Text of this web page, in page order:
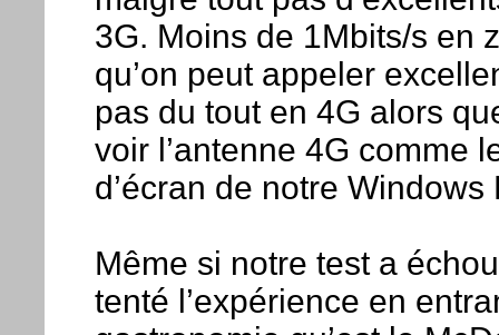
3G. Moins de 1Mbits/s en
qu’on peut appeler
pas du tout en 4G alors
voir l’antenne 4G comme
d’écran de notre Windows
Même si notre test a
tenté l’expérience en